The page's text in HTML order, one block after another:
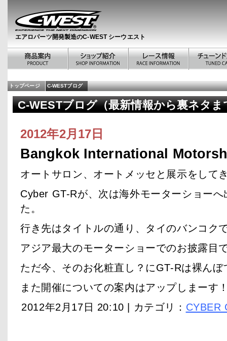
エアロパーツ開発製造のC-WEST シーウエスト
トップページ C-WESTブログ
C-WESTブログ（最新情報から裏ネタま
2012年2月17日
Bangkok International
オートサロン、オートメッセと展示をして
Cyber GT-Rが、次は海外モーターショー
た。
行き先はタイトルの通り、タイのバンコク
アジア最大のモーターショーでのお披露目
ただ今、そのお化粧直し？にGT-Rは裸んぼ
また開催についての案内はアップしまーす
2012年2月17日 20:10 | カテゴリ： CYBER